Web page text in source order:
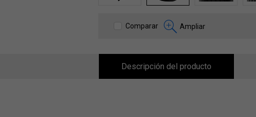
Comparar Ampliar
Descripción del producto